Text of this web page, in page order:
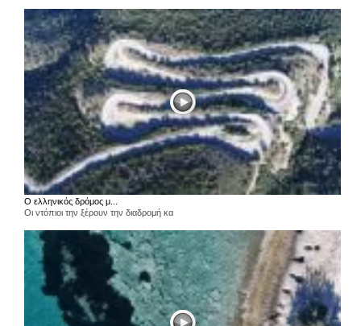
Ο ελληνικός δρόμος μ...
Οι ντόπιοι την ξέρουν την διαδρομή κα